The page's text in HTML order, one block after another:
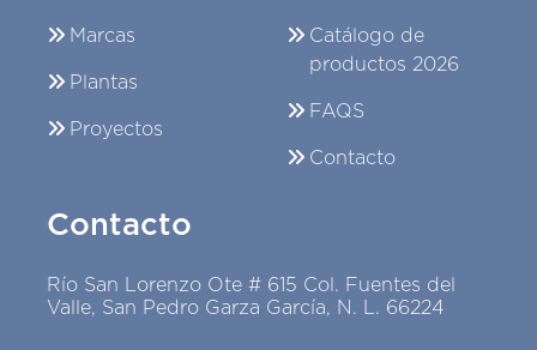
Marcas
Plantas
Proyectos
Catálogo de
productos 2026
FAQS
Contacto
Contacto
Río San Lorenzo Ote # 615 Col. Fuentes del
Valle, San Pedro Garza García, N. L. 66224